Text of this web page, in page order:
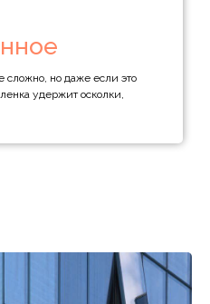
сложно, но даже если это
удержит осколки,